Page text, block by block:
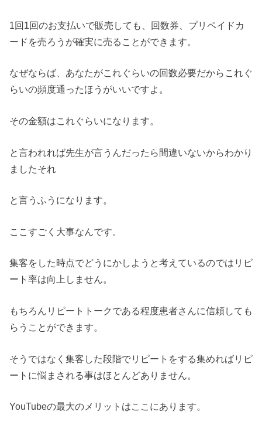
1回1回のお支払いで販売しても、回数券、プリペイドカ
ードを売ろうが確実に売ることができます。
なぜならば、あなたがこれぐらいの回数必要だからこれぐ
らいの頻度通ったほうがいいですよ。
その金額はこれぐらいになります。
と言われれば先生が言うんだったら間違いないからわかり
ましたそれ
と言うふうになります。
ここすごく大事なんです。
集客をした時点でどうにかしようと考えているのではリピ
ート率は向上しません。
もちろんリピートトークである程度患者さんに信頼しても
らうことができます。
そうではなく集客した段階でリピートをする集めればリピ
ートに悩まされる事はほとんどありません。
YouTubeの最大のメリットはここにあります。